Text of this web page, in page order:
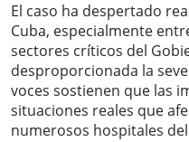
El caso ha despertado
Cuba, especialmente
sectores críticos del
desproporcionada la
voces sostienen que las
situaciones reales que
numerosos hospitales